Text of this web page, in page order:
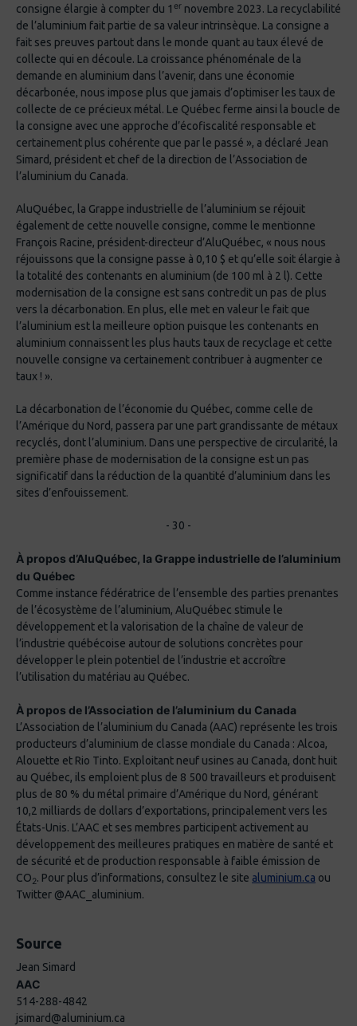
consigne élargie à compter du 1 er novembre 2023. La recyclabilité
de l’aluminium fait partie de sa valeur intrinsèque. La consigne a
fait ses preuves partout dans le monde quant au taux élevé de
collecte qui en découle. La croissance phénoménale de la
demande en aluminium dans l’avenir, dans une économie
décarbonée, nous impose plus que jamais d’optimiser les taux de
collecte de ce précieux métal. Le Québec ferme ainsi la boucle de
la consigne avec une approche d’écofiscalité responsable et
certainement plus cohérente que par le passé », a déclaré Jean
Simard, président et chef de la direction de l’Association de
l’aluminium du Canada.
AluQuébec, la Grappe industrielle de l’aluminium se réjouit
également de cette nouvelle consigne, comme le mentionne
François Racine, président-directeur d’AluQuébec, « nous nous
réjouissons que la consigne passe à 0,10 $ et qu’elle soit élargie à
la totalité des contenants en aluminium (de 100 ml à 2 l). Cette
modernisation de la consigne est sans contredit un pas de plus
vers la décarbonation. En plus, elle met en valeur le fait que
l’aluminium est la meilleure option puisque les contenants en
aluminium connaissent les plus hauts taux de recyclage et cette
nouvelle consigne va certainement contribuer à augmenter ce
taux ! ».
La décarbonation de l’économie du Québec, comme celle de
l’Amérique du Nord, passera par une part grandissante de métaux
recyclés, dont l’aluminium. Dans une perspective de circularité, la
première phase de modernisation de la consigne est un pas
significatif dans la réduction de la quantité d’aluminium dans les
sites d’enfouissement.
- 30 -
À propos d’AluQuébec, la Grappe industrielle de l’aluminium
du Québec
Comme instance fédératrice de l’ensemble des parties prenantes
de l’écosystème de l’aluminium, AluQuébec stimule le
développement et la valorisation de la chaîne de valeur de
l’industrie québécoise autour de solutions concrètes pour
développer le plein potentiel de l’industrie et accroître
l’utilisation du matériau au Québec.
À propos de l’Association de l’aluminium du Canada
L’Association de l’aluminium du Canada (AAC) représente les trois
producteurs d’aluminium de classe mondiale du Canada : Alcoa,
Alouette et Rio Tinto. Exploitant neuf usines au Canada, dont huit
au Québec, ils emploient plus de 8 500 travailleurs et produisent
plus de 80 % du métal primaire d’Amérique du Nord, générant
10,2 milliards de dollars d’exportations, principalement vers les
États-Unis. L’AAC et ses membres participent activement au
développement des meilleures pratiques en matière de santé et
de sécurité et de production responsable à faible émission de
CO2. Pour plus d’informations, consultez le site aluminium.ca ou
Twitter @AAC_aluminium.
Source
Jean Simard
AAC
514-288-4842
jsimard@aluminium.ca